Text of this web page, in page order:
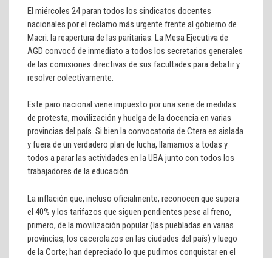
El miércoles 24 paran todos los sindicatos docentes
nacionales por el reclamo más urgente frente al gobierno de
Macri: la reapertura de las paritarias. La Mesa Ejecutiva de
AGD convocó de inmediato a todos los secretarios generales
de las comisiones directivas de sus facultades para debatir y
resolver colectivamente.
Este paro nacional viene impuesto por una serie de medidas
de protesta, movilización y huelga de la docencia en varias
provincias del país. Si bien la convocatoria de Ctera es aislada
y fuera de un verdadero plan de lucha, llamamos a todas y
todos a parar las actividades en la UBA junto con todos los
trabajadores de la educación.
La inflación que, incluso oficialmente, reconocen que supera
el 40% y los tarifazos que siguen pendientes pese al freno,
primero, de la movilización popular (las puebladas en varias
provincias, los cacerolazos en las ciudades del país) y luego
de la Corte; han depreciado lo que pudimos conquistar en el